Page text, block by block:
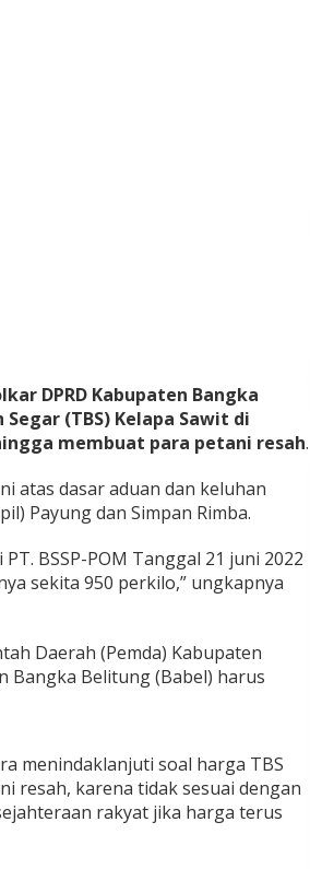
DPRD Kabupaten Bangka
(TBS) Kelapa Sawit di
membuat para petani resah.
atas dasar aduan dan keluhan
Payung dan Simpan Rimba.
BSSP-POM Tanggal 21 juni 2022
sekita 950 perkilo,” ungkapnya
Daerah (Pemda) Kabupaten
Bangka Belitung (Babel) harus
menindaklanjuti soal harga TBS
resah, karena tidak sesuai dengan
rakyat jika harga terus